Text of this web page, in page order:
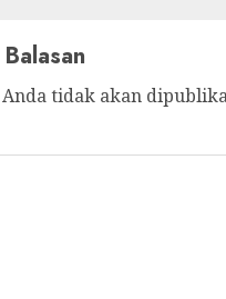
tidak akan